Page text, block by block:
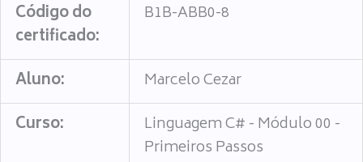
Código do
certificado:
B1B-ABB0-8
Aluno:
Marcelo Cezar
Curso:
Linguagem C# - Módulo 00 -
Primeiros Passos